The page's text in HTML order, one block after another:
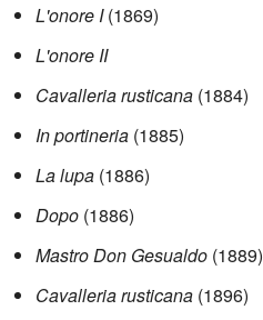
L'onore I(1869)
L'onore II
Cavalleria rusticana (1884)
In portineria (1885)
La lupa (1886)
Dopo (1886)
Mastro Don Gesualdo (1889)
Cavalleria rusticana (1896)